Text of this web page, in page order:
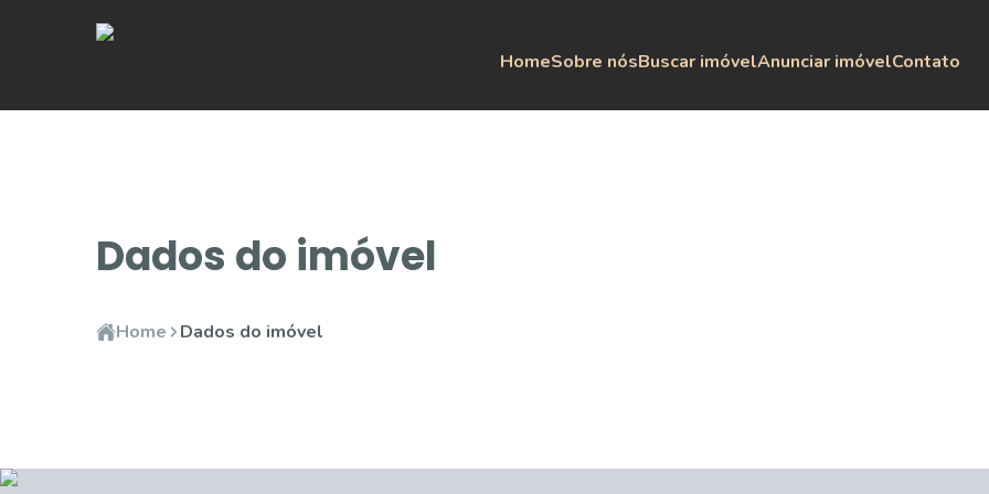
HomeSobre nósBuscar imóvelAnunciar imóvelContato
Dados do imóvel
Home Dados do imóvel